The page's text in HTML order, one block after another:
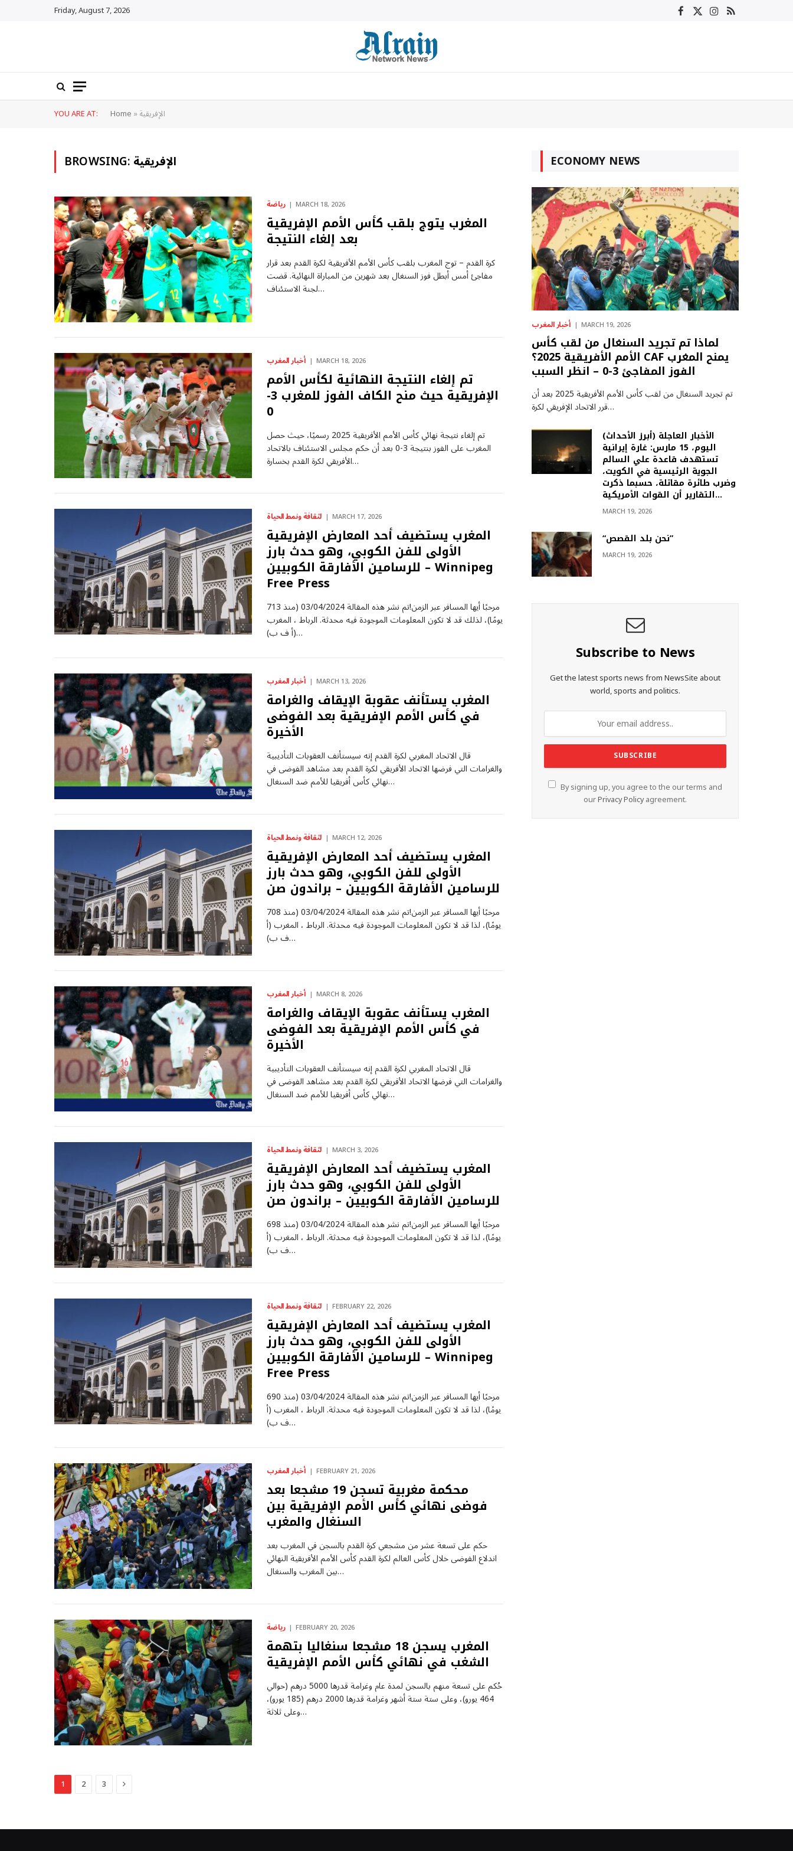
Friday, August 7, 2026 Facebook
X Instagram
RSS
YOU ARE AT: Home»الإفريقية
BROWSING:الإفريقية
رياضة MARCH 18, 2026
المغرب يتوج بلقب كأس الأمم الإفريقية
بعد إلغاء النتيجة
كرة القدم – توج المغرب بلقب كأس الأمم الأفريقية لكرة القدم بعد قرار
مفاجئ أمس أبطل فوز السنغال بعد شهرين من المباراة النهائية. قضت
لجنة الاستئناف…
أخبار المغرب MARCH 18, 2026
تم إلغاء النتيجة النهائية لكأس الأمم
الإفريقية حيث منح الكاف الفوز للمغرب 3-
0
تم إلغاء نتيجة نهائي كأس الأمم الأفريقية 2025 رسميًا، حيث حصل
المغرب على الفوز بنتيجة 3-0 بعد أن حكم مجلس الاستئناف بالاتحاد
الأفريقي لكرة القدم بخسارة…
لثقافة ونمط الحياة MARCH 17, 2026
المغرب يستضيف أحد المعارض الإفريقية
الأولى للفن الكوبي، وهو حدث بارز
للرسامين الأفارقة الكوبيين – Winnipeg
Free Press
مرحبًا أيها المسافر عبر الزمن!تم نشر هذه المقالة 03/04/2024 (منذ 713
يومًا)، لذلك قد لا تكون المعلومات الموجودة فيه محدثة. الرباط ، المغرب
(أ ف ب)…
أخبار المغرب MARCH 13, 2026
المغرب يستأنف عقوبة الإيقاف والغرامة
في كأس الأمم الإفريقية بعد الفوضى
الأخيرة
قال الاتحاد المغربي لكرة القدم إنه سيستأنف العقوبات التأديبية
والغرامات التي فرضها الاتحاد الأفريقي لكرة القدم بعد مشاهد الفوضى في
نهائي كأس أفريقيا للأمم ضد السنغال…
لثقافة ونمط الحياة MARCH 12, 2026
المغرب يستضيف أحد المعارض الإفريقية
الأولى للفن الكوبي، وهو حدث بارز
للرسامين الأفارقة الكوبيين – براندون صن
مرحبًا أيها المسافر عبر الزمن!تم نشر هذه المقالة 03/04/2024 (منذ 708
يومًا)، لذا قد لا تكون المعلومات الموجودة فيه محدثة. الرباط ، المغرب (أ
ف ب)…
أخبار المغرب MARCH 8, 2026
المغرب يستأنف عقوبة الإيقاف والغرامة
في كأس الأمم الإفريقية بعد الفوضى
الأخيرة
قال الاتحاد المغربي لكرة القدم إنه سيستأنف العقوبات التأديبية
والغرامات التي فرضها الاتحاد الأفريقي لكرة القدم بعد مشاهد الفوضى في
نهائي كأس أفريقيا للأمم ضد السنغال…
لثقافة ونمط الحياة MARCH 3, 2026
المغرب يستضيف أحد المعارض الإفريقية
الأولى للفن الكوبي، وهو حدث بارز
للرسامين الأفارقة الكوبيين – براندون صن
مرحبًا أيها المسافر عبر الزمن!تم نشر هذه المقالة 03/04/2024 (منذ 698
يومًا)، لذا قد لا تكون المعلومات الموجودة فيه محدثة. الرباط ، المغرب (أ
ف ب)…
لثقافة ونمط الحياة FEBRUARY 22, 2026
المغرب يستضيف أحد المعارض الإفريقية
الأولى للفن الكوبي، وهو حدث بارز
للرسامين الأفارقة الكوبيين – Winnipeg
Free Press
مرحبًا أيها المسافر عبر الزمن!تم نشر هذه المقالة 03/04/2024 (منذ 690
يومًا)، لذا قد لا تكون المعلومات الموجودة فيه محدثة. الرباط ، المغرب (أ
ف ب)…
أخبار المغرب FEBRUARY 21, 2026
محكمة مغربية تسجن 19 مشجعا بعد
فوضى نهائي كأس الأمم الإفريقية بين
السنغال والمغرب
حكم على تسعة عشر من مشجعي كرة القدم بالسجن في المغرب بعد
اندلاع الفوضى خلال كأس العالم لكرة القدم كأس الأمم الأفريقية النهائي
بين المغرب والسنغال…
رياضة FEBRUARY 20, 2026
المغرب يسجن 18 مشجعا سنغاليا بتهمة
الشغب في نهائي كأس الأمم الإفريقية
حُكم على تسعة منهم بالسجن لمدة عام وغرامة قدرها 5000 درهم (حوالي
464 يورو)، وعلى ستة ستة أشهر وغرامة قدرها 2000 درهم (185 يورو)،
وعلى ثلاثة…
1 2 3 Next
ECONOMY NEWS
أخبار المغرب MARCH 19, 2026
لماذا تم تجريد السنغال من لقب كأس
الأمم الأفريقية 2025؟ CAF يمنح المغرب
الفوز المفاجئ 3-0 – انظر السبب
تم تجريد السنغال من لقب كأس الأمم الأفريقية 2025 بعد أن
قرر الاتحاد الإفريقي لكرة…
(أبرز الأحداث) الأخبار العاجلة
اليوم، 15 مارس: غارة إيرانية
تستهدف قاعدة علي السالم
الجوية الرئيسية في الكويت،
وضرب طائرة مقاتلة، حسبما ذكرت
التقارير أن القوات الأمريكية…
MARCH 19, 2026
“نحن بلد القصص”
MARCH 19, 2026
Subscribe to News
Get the latest sports news from NewsSite about
world, sports and politics.
By signing up, you agree to the our terms and
ourPrivacy Policyagreement.